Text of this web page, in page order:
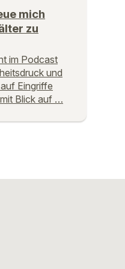
mich
zu
im Podcast
und
Eingriffe
Blick auf …